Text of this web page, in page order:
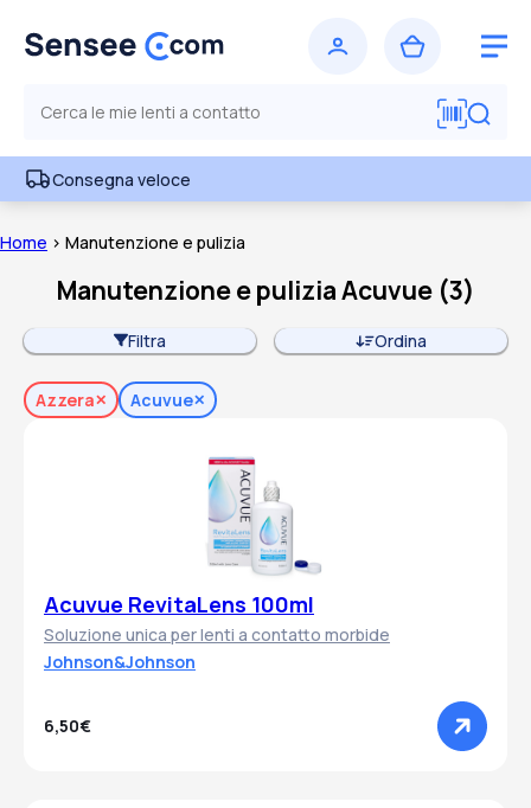
Consegna veloce
Home > Manutenzione e pulizia
Manutenzione e pulizia Acuvue (3)
Filtra Ordina
Azzera Acuvue
Acuvue RevitaLens 100ml
Soluzione unica per lenti a contatto morbide
Johnson&Johnson
6,50€